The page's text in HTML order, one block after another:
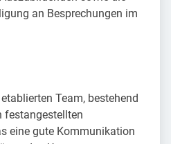
an Besprechungen im
Team, bestehend
festangestellten
eine gute Kommunikation